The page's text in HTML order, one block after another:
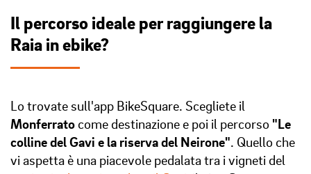
Il percorso ideale per raggiungere la
Raia in ebike?
Lo trovate sull'app BikeSquare. Scegliete il
Monferrato come destinazione e poi il percorso "Le
colline del Gavi e la riserva del Neirone". Quello che
vi aspetta è una piacevole pedalata tra i vigneti del